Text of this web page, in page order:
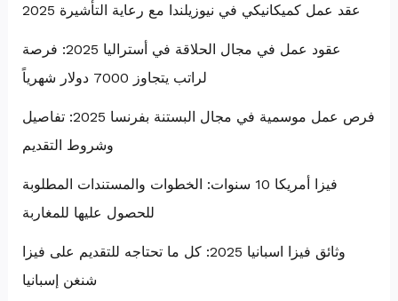
عقد عمل كميكانيكي في نيوزيلندا مع رعاية التأشيرة 2025
عقود عمل في مجال الحلاقة في أستراليا 2025: فرصة
لراتب يتجاوز 7000 دولار شهرياً
فرص عمل موسمية في مجال البستنة بفرنسا 2025: تفاصيل
وشروط التقديم
فيزا أمريكا 10 سنوات: الخطوات والمستندات المطلوبة
للحصول عليها للمغاربة
وثائق فيزا اسبانيا 2025: كل ما تحتاجه للتقديم على فيزا
شنغن إسبانيا